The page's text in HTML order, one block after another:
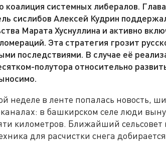
коалиция системных либералов.
сислибов Алексей Кудрин
Марата Хуснуллина и активно
Эта стратегия грозит
последствиями. В случае её
полутора относительно
неделе в ленте попалась новость,
в башкирском селе люди
километров. Ближайший
для расчистки снега